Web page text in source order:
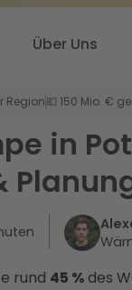
Über Uns
Region💶 150 Mio. €
in
rund 45 % des